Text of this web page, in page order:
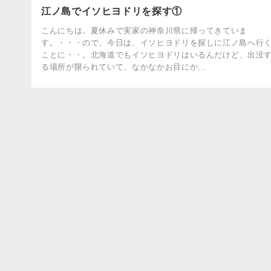
江ノ島でイソヒヨドリを探す①
こんにちは。夏休みで実家の神奈川県に帰ってきていま
す。・・・ので、今日は、イソヒヨドリを探しに江ノ島へ行
ことに・・。北海道でもイソヒヨドリはいるんだけど、出没
る場所が限られていて、なかなかお目にか...